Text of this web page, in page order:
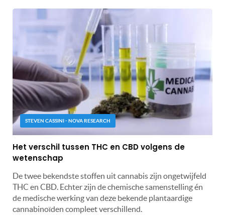
STEVEN CASSINI - NOVA RESEARCH
Het verschil tussen THC en CBD volgens de
wetenschap
De twee bekendste stoffen uit cannabis zijn ongetwijfeld
THC en CBD. Echter zijn de chemische samenstelling én
de medische werking van deze bekende plantaardige
cannabinoïden compleet verschillend.